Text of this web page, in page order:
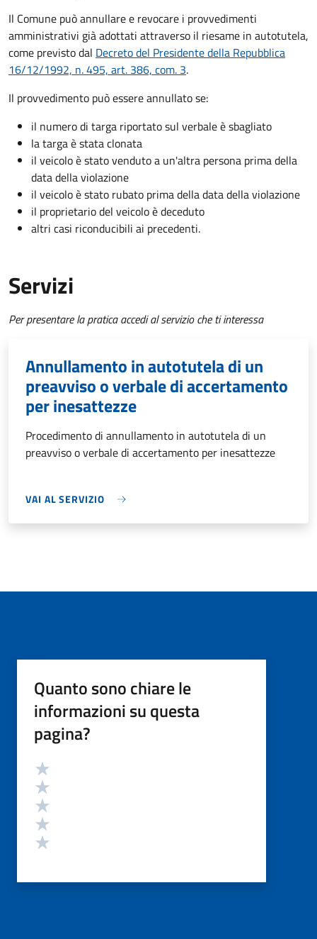
Il Comune può annullare e revocare i provvedimenti
amministrativi già adottati attraverso il riesame in autotutela,
come previsto dal Decreto del Presidente della Repubblica
16/12/1992, n. 495, art. 386, com. 3.
Il provvedimento può essere annullato se:
il numero di targa riportato sul verbale è sbagliato
la targa è stata clonata
il veicolo è stato venduto a un'altra persona prima della
data della violazione
il veicolo è stato rubato prima della data della violazione
il proprietario del veicolo è deceduto
altri casi riconducibili ai precedenti.
Servizi
Per presentare la pratica accedi al servizio che ti interessa
Annullamento in autotutela di un
preavviso o verbale di accertamento
per inesattezze
Procedimento di annullamento in autotutela di un
preavviso o verbale di accertamento per inesattezze
VAI AL SERVIZIO
Quanto sono chiare le
informazioni su questa
pagina?
Valutazione